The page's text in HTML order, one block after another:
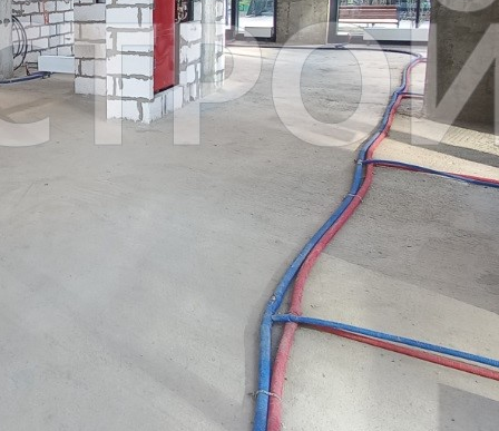
Характеристики
О помещении
Где находится
Контакты
Другие объявления
Характеристики помещения
101860